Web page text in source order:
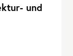
und